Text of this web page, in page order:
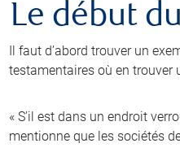
Le début
Il faut d’abord trouver un
testamentaires où en trouver
« S’il est dans un endroit
mentionne que les sociétés